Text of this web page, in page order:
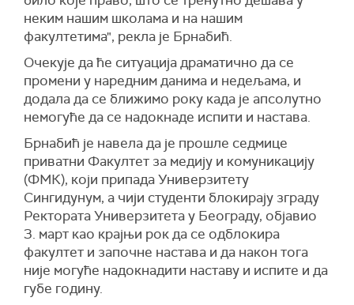
неким нашим школама и на нашим
факултетима", рекла је Брнабић.
Очекује да ће ситуација драматично да се
промени у наредним данима и недељама, и
додала да се ближимо року када је апсолутно
немогуће да се надокнаде испити и настава.
Брнабић је навела да је прошле седмице
приватни Факултет за медију и комуникацију
(ФМК), који припада Универзитету
Сингидунум, а чији студенти блокирају зграду
Ректората Универзитета у Београду, објавио
3. март као крајњи рок да се одблокира
факултет и започне настава и да након тога
није могуће надокнадити наставу и испите и да
губе годину.